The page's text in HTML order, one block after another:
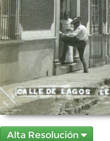
Alta Resolución